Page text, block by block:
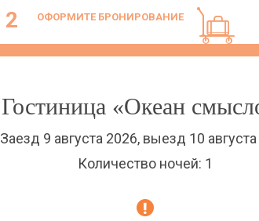
2 ОФОРМИТЕ БРОНИРОВАНИЕ
Гостиница «Океан
Заезд 9 августа 2026, выезд 10
Количество ночей: 1